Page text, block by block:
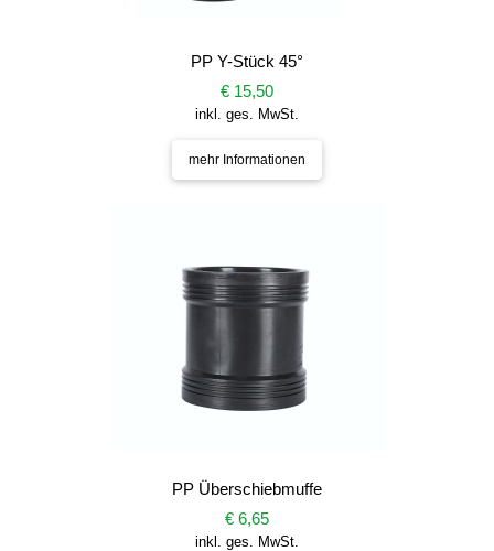
PP Y-Stück 45°
€ 15,50
inkl. ges. MwSt.
mehr Informationen
PP Überschiebmuffe
€ 6,65
inkl. ges. MwSt.